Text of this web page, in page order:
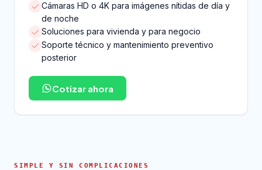
Cámaras HD o 4K para imágenes nítidas de día y
de noche
Soluciones para vivienda y para negocio
Soporte técnico y mantenimiento preventivo
posterior
Cotizar ahora
SIMPLE Y SIN COMPLICACIONES